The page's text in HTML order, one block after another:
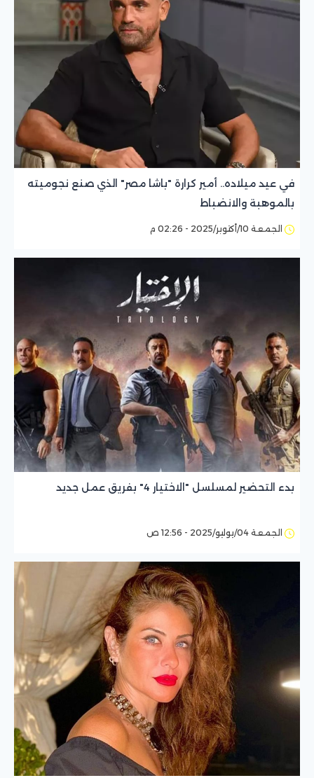
في عيد ميلاده.. أمير كرارة "باشا مصر" الذي صنع نجوميته
بالموهبة والانضباط
الجمعة 10/أكتوبر/2025 - 02:26 م
بدء التحضير لمسلسل "الاختيار 4" بفريق عمل جديد
الجمعة 04/يوليو/2025 - 12:56 ص